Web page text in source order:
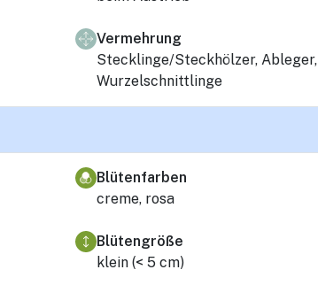
Vermehrung
Stecklinge/Steckhölzer, Ableger,
Wurzelschnittlinge
Blütenfarben
creme, rosa
Blütengröße
klein (< 5 cm)